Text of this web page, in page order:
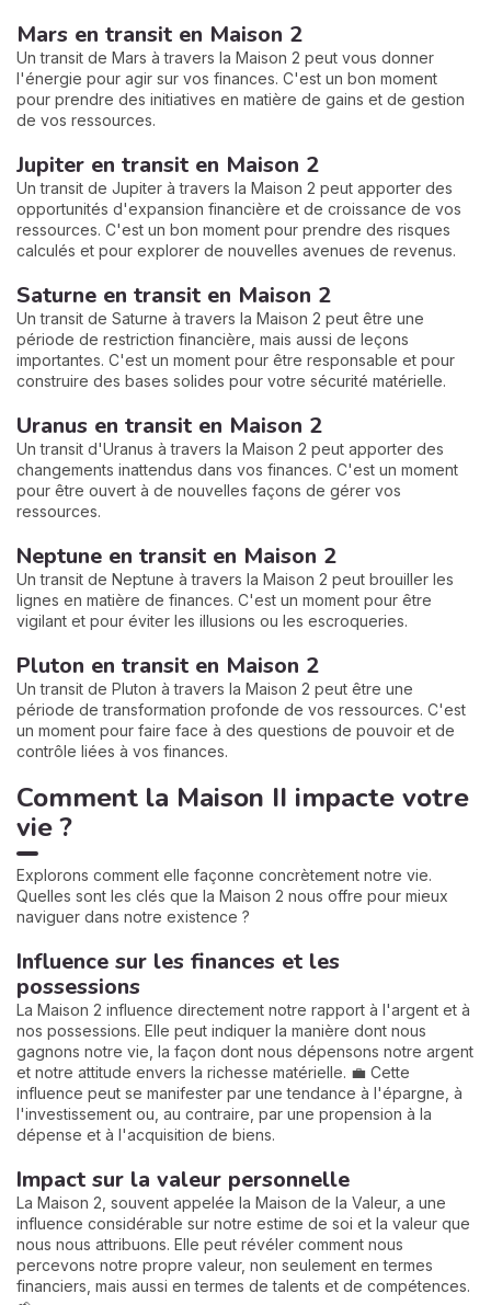
Mars en transit en Maison 2
Un transit de Mars à travers la Maison 2 peut vous donner
l'énergie pour agir sur vos finances. C'est un bon moment
pour prendre des initiatives en matière de gains et de gestion
de vos ressources.
Jupiter en transit en Maison 2
Un transit de Jupiter à travers la Maison 2 peut apporter des
opportunités d'expansion financière et de croissance de vos
ressources. C'est un bon moment pour prendre des risques
calculés et pour explorer de nouvelles avenues de revenus.
Saturne en transit en Maison 2
Un transit de Saturne à travers la Maison 2 peut être une
période de restriction financière, mais aussi de leçons
importantes. C'est un moment pour être responsable et pour
construire des bases solides pour votre sécurité matérielle.
Uranus en transit en Maison 2
Un transit d'Uranus à travers la Maison 2 peut apporter des
changements inattendus dans vos finances. C'est un moment
pour être ouvert à de nouvelles façons de gérer vos
ressources.
Neptune en transit en Maison 2
Un transit de Neptune à travers la Maison 2 peut brouiller les
lignes en matière de finances. C'est un moment pour être
vigilant et pour éviter les illusions ou les escroqueries.
Pluton en transit en Maison 2
Un transit de Pluton à travers la Maison 2 peut être une
période de transformation profonde de vos ressources. C'est
un moment pour faire face à des questions de pouvoir et de
contrôle liées à vos finances.
Comment la Maison II impacte votre
vie ?
Explorons comment elle façonne concrètement notre vie.
Quelles sont les clés que la Maison 2 nous offre pour mieux
naviguer dans notre existence ?
Influence sur les finances et les
possessions
La Maison 2 influence directement notre rapport à l'argent et à
nos possessions. Elle peut indiquer la manière dont nous
gagnons notre vie, la façon dont nous dépensons notre argent
et notre attitude envers la richesse matérielle. 💼 Cette
influence peut se manifester par une tendance à l'épargne, à
l'investissement ou, au contraire, par une propension à la
dépense et à l'acquisition de biens.
Impact sur la valeur personnelle
La Maison 2, souvent appelée la Maison de la Valeur, a une
influence considérable sur notre estime de soi et la valeur que
nous nous attribuons. Elle peut révéler comment nous
percevons notre propre valeur, non seulement en termes
financiers, mais aussi en termes de talents et de compétences.